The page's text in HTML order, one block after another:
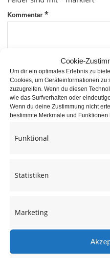
Cookie-
Um dir ein optimales Erlebnis zu
Cookies, um Geräteinformationen
zuzugreifen. Wenn du diesen
wie das Surfverhalten oder
Wenn du deine Zustimmung nicht
bestimmte Merkmale und Funktionen
Funktional
Statistiken
Marketing
Kommentar *
Name *
*
Website
diesem Browser für die nächste